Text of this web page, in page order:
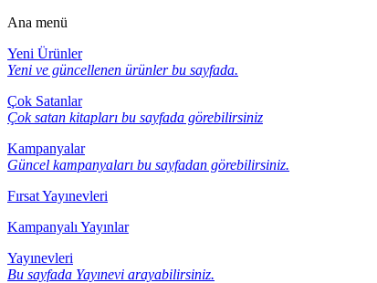
Ana menü
Yeni Ürünler
Yeni ve güncellenen ürünler bu sayfada.
Çok Satanlar
Çok satan kitapları bu sayfada görebilirsiniz
Kampanyalar
Güncel kampanyaları bu sayfadan görebilirsiniz.
Fırsat Yayınevleri
Kampanyalı Yayınlar
Yayınevleri
Bu sayfada Yayınevi arayabilirsiniz.